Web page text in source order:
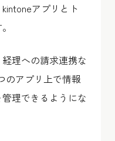
アプリとト
理への請求連携な
のアプリ上で情報
理できるようにな